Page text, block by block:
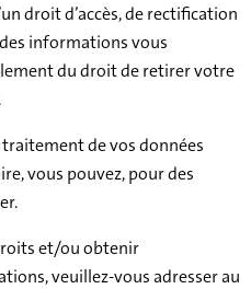
droit d’accès, de rectification
informations vous
du droit de retirer votre
de vos données
vous pouvez, pour des
et/ou obtenir
veuillez-vous adresser au